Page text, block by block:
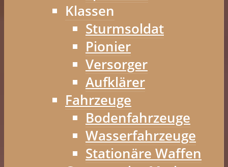
Klassen
Sturmsoldat
Pionier
Versorger
Aufklärer
Fahrzeuge
Bodenfahrzeuge
Wasserfahrzeuge
Stationäre Waffen